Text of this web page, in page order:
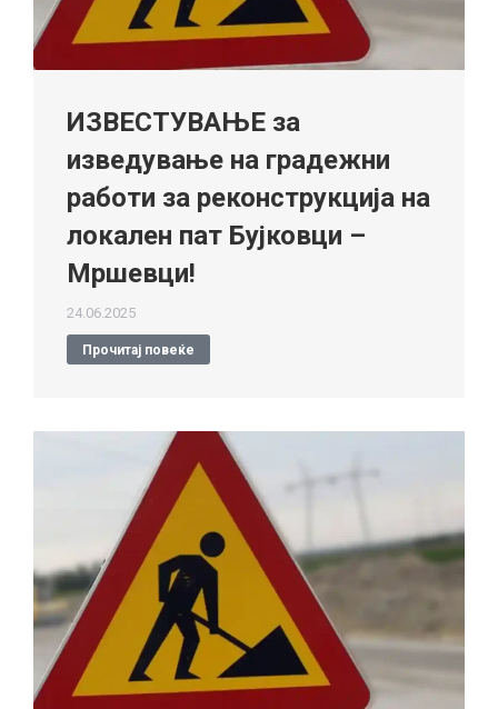
ИЗВЕСТУВАЊЕ за
изведување на градежни
работи за реконструкција на
локален пат Бујковци –
Мршевци!
24.06.2025
Прочитај повеќе